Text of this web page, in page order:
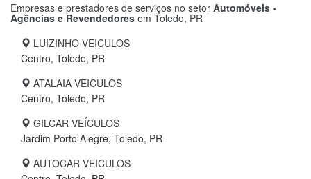
Empresas e prestadores de serviços no setor Automóveis -
Agências e Revendedores em Toledo, PR
LUIZINHO VEICULOS
Centro, Toledo, PR
ATALAIA VEICULOS
Centro, Toledo, PR
GILCAR VEÍCULOS
Jardim Porto Alegre, Toledo, PR
AUTOCAR VEICULOS